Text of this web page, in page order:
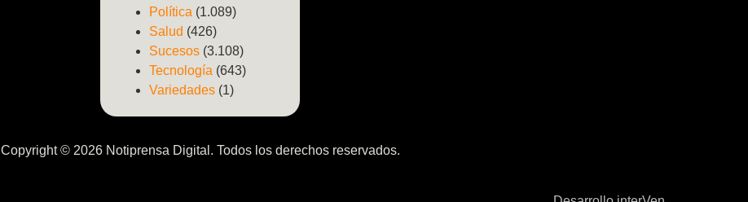
Política (1.089)
Salud (426)
Sucesos (3.108)
Tecnología (643)
Variedades (1)
Copyright © 2026 Notiprensa Digital. Todos los derechos reservados.